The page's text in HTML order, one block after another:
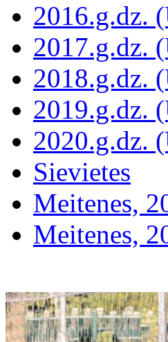
2016.g.dz.
2017.g.dz.
2018.g.dz.
2019.g.dz.
2020.g.dz.
Sievietes
Meitenes,
Meitenes,